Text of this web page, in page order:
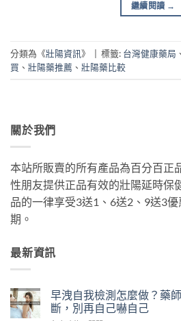
繼續閱讀 →
分類為《壯陽資訊》 標籤: 台灣健康藥局 、
買 、 壯陽藥推薦 、 壯陽藥比較
關於我們
本站所販賣的所有產品為百分百正
性朋友提供正品有效的壯陽延時保
品的一律享受3送1、6送2、9送3
期。
最新資訊
早洩自我檢測怎麼做？藥
斷，別再自己嚇自己